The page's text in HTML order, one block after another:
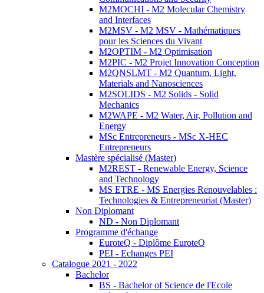
M2MOCHI - M2 Molecular Chemistry
and Interfaces
M2MSV - M2 MSV - Mathématiques
pour les Sciences du Vivant
M2OPTIM - M2 Optimisation
M2PIC - M2 Projet Innovation Conception
M2QNSLMT - M2 Quantum, Light,
Materials and Nanosciences
M2SOLIDS - M2 Solids - Solid
Mechanics
M2WAPE - M2 Water, Air, Pollution and
Energy
MSc Entrepreneurs - MSc X-HEC
Entrepreneurs
Mastère spécialisé (Master)
M2REST - Renewable Energy, Science
and Technology
MS ETRE - MS Energies Renouvelables :
Technologies & Entrepreneuriat (Master)
Non Diplomant
ND - Non Diplomant
Programme d'échange
EuroteQ - Diplôme EuroteQ
PEI - Echanges PEI
Catalogue 2021 - 2022
Bachelor
BS - Bachelor of Science de l'Ecole